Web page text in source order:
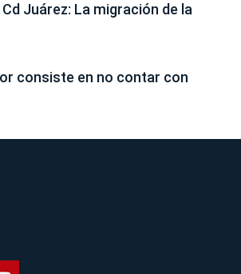
Juárez: La migración de la
consiste en no contar con